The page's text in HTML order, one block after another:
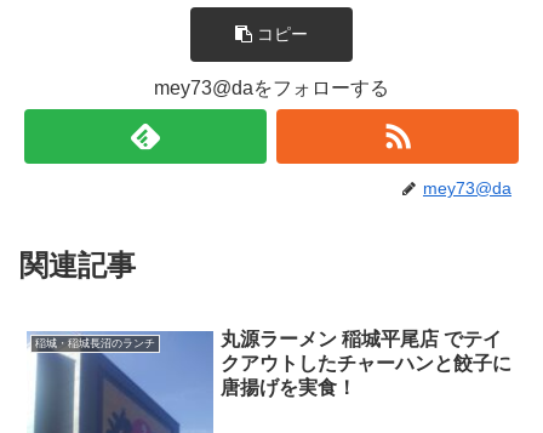
コピー
mey73@daをフォローする
mey73@da
関連記事
稲城・稲城長沼のランチ
丸源ラーメン 稲城平尾店 でテイ
クアウトしたチャーハンと餃子に
唐揚げを実食！